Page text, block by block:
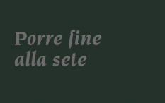
Porre fine
alla sete